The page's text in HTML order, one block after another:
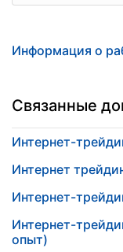
Информация о
Связанные
Интернет-
Интернет
Интернет-
Интернет-
опыт)